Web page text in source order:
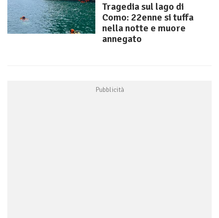
Tragedia sul lago di
Como: 22enne si tuffa
nella notte e muore
annegato